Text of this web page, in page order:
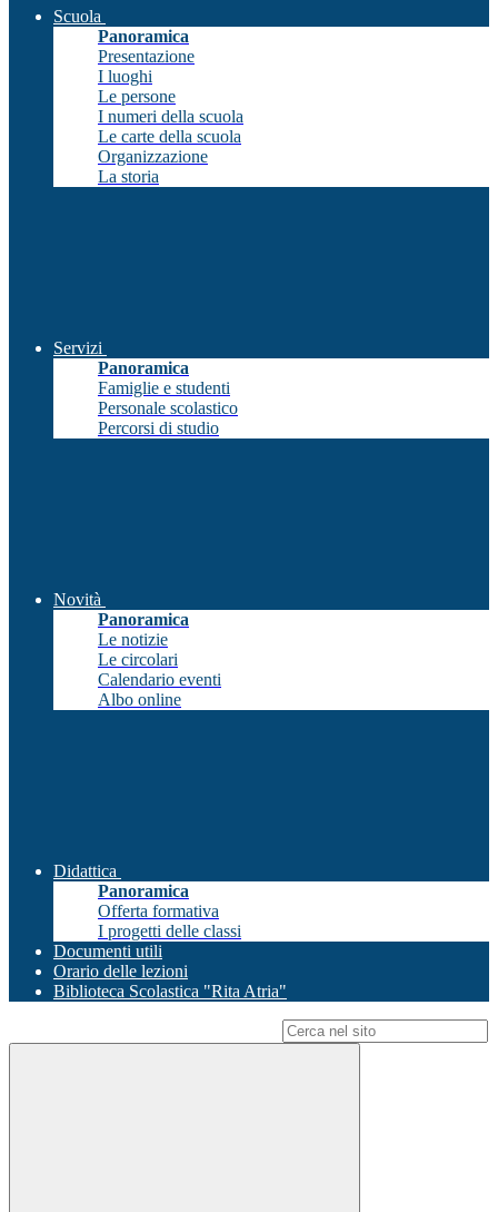
Scuola
Panoramica
Presentazione
I luoghi
Le persone
I numeri della scuola
Le carte della scuola
Organizzazione
La storia
Servizi
Panoramica
Famiglie e studenti
Personale scolastico
Percorsi di studio
Novità
Panoramica
Le notizie
Le circolari
Calendario eventi
Albo online
Didattica
Panoramica
Offerta formativa
I progetti delle classi
Documenti utili
Orario delle lezioni
Biblioteca Scolastica "Rita Atria"